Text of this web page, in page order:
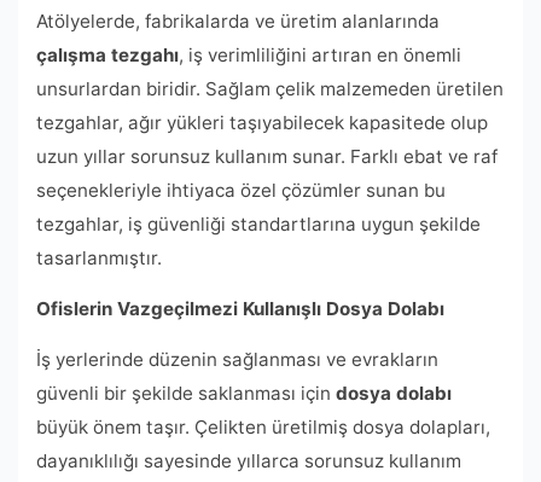
Atölyelerde, fabrikalarda ve üretim alanlarında
çalışma tezgahı, iş verimliliğini artıran en önemli
unsurlardan biridir. Sağlam çelik malzemeden üretilen
tezgahlar, ağır yükleri taşıyabilecek kapasitede olup
uzun yıllar sorunsuz kullanım sunar. Farklı ebat ve raf
seçenekleriyle ihtiyaca özel çözümler sunan bu
tezgahlar, iş güvenliği standartlarına uygun şekilde
tasarlanmıştır.
Ofislerin Vazgeçilmezi Kullanışlı Dosya Dolabı
İş yerlerinde düzenin sağlanması ve evrakların
güvenli bir şekilde saklanması için dosya dolabı
büyük önem taşır. Çelikten üretilmiş dosya dolapları,
dayanıklılığı sayesinde yıllarca sorunsuz kullanım